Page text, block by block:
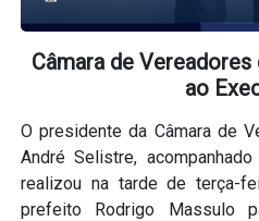
Câmara de
ao
O presidente da Câmara de
André Selistre,
realizou na tarde de terça-
prefeito Rodrigo Massulo